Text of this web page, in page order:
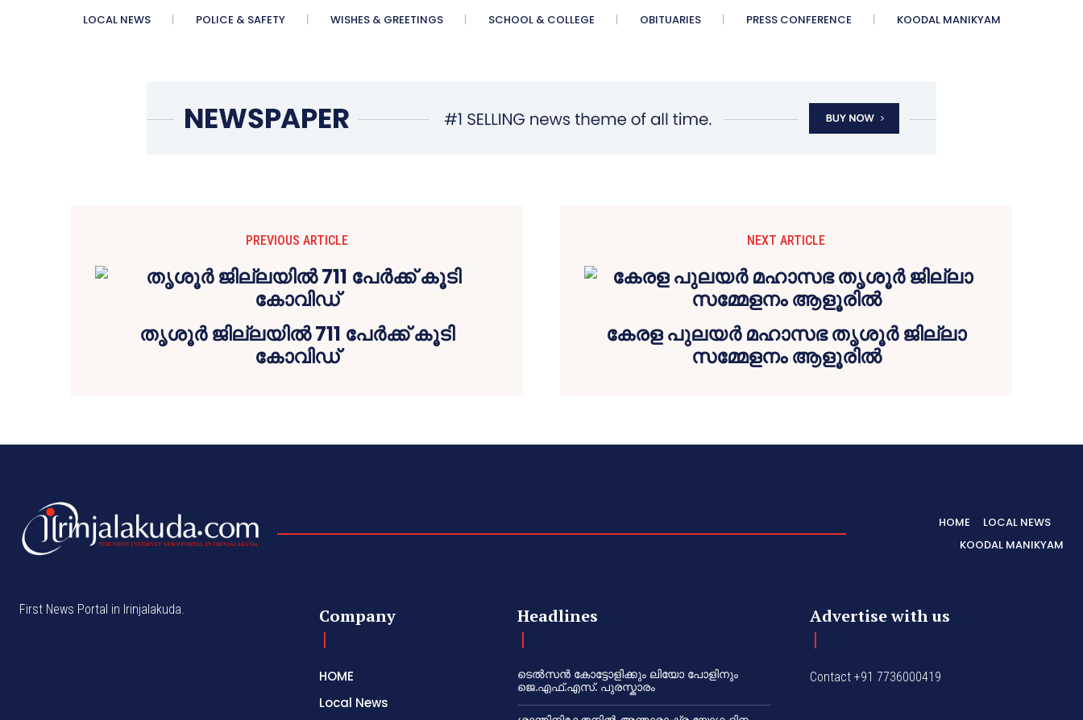
LOCAL NEWS POLICE & SAFETY WISHES & GREETINGS SCHOOL & COLLEGE OBITUARIES PRESS CONFERENCE KOODAL MANIKYAM
PREVIOUS ARTICLE
തൃശൂർ ജില്ലയിൽ 711 പേർക്ക് കൂടി
കോവിഡ്
NEXT ARTICLE
കേരള പുലയർ മഹാസഭ തൃശൂർ ജില്ലാ
സമ്മേളനം ആളൂരിൽ
HOME
LOCAL NEWS
KOODAL MANIKYAM
First News Portal in Irinjalakuda. Company
HOME
Local News
Headlines
ടെൽസൻ കോട്ടോളിക്കും ലിയോ പോളിനും
ജെ.എഫ്.എസ്. പുരസ്കാരം
Advertise with us
Contact +91 7736000419